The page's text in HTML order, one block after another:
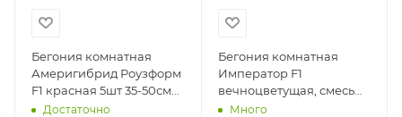
Бегония комнатная
Америгибрид Роузформ
F1 красная 5шт 35-50см
/830-1/ АЭ * (26)
Достаточно
Бегония комнатная
Император F1
вечноцветущая, смесь
10шт 30-35см /829/ АЭ (26)
Много